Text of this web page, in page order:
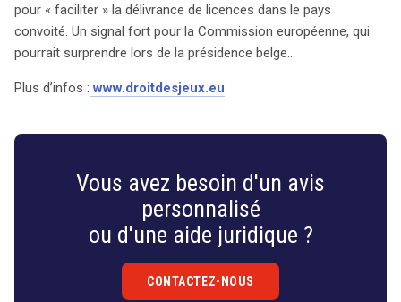
pour « faciliter » la délivrance de licences dans le pays
convoité. Un signal fort pour la Commission européenne, qui
pourrait surprendre lors de la présidence belge…
Plus d’infos : www.droitdesjeux.eu
Vous avez besoin d'un avis
personnalisé
ou d'une aide juridique ?
CONTACTEZ-NOUS